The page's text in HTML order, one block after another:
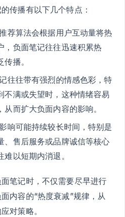
传播有以下几个特点：
荐算法会根据用户互动量将热
，负面笔记往往迅速积累热
播。
往往带有强烈的情感色彩，特
不满或失望时，这种情绪容易
而扩大负面内容的影响。
响可能持续较长时间，特别是
、售后服务或品牌诚信等核心
以短期内消退。
笔记时，不仅需要尽早进行
内容的“热度衰减”规律，从
对策略。